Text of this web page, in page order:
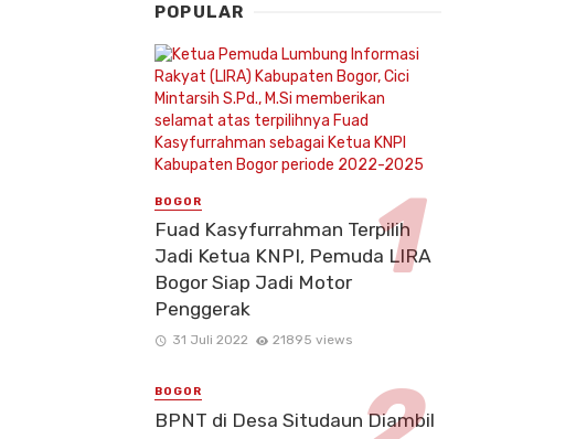
POPULAR
BOGOR
Fuad Kasyfurrahman Terpilih
Jadi Ketua KNPI, Pemuda LIRA
Bogor Siap Jadi Motor
Penggerak
31 Juli 2022 21895 views
BOGOR
BPNT di Desa Situdaun Diambil